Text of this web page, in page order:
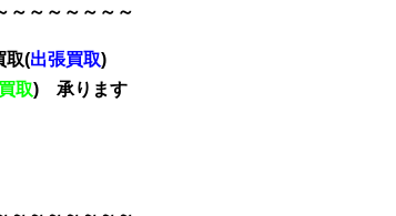
～～～～～～～
取(出張買取)
取) 承ります